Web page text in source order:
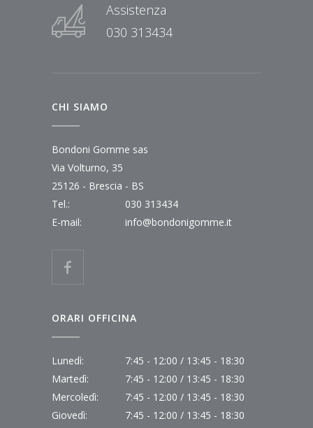
Assistenza
030 313434
CHI SIAMO
Bondoni Gomme sas
Via Volturno, 35
25126 - Brescia - BS
Tel.:
030 313434
E-mail:
info@bondonigomme.it
ORARI OFFICINA
Lunedì:
7:45 - 12:00 / 13:45 - 18:30
Martedì:
7:45 - 12:00 / 13:45 - 18:30
Mercoledì:
7:45 - 12:00 / 13:45 - 18:30
Giovedì:
7:45 - 12:00 / 13:45 - 18:30